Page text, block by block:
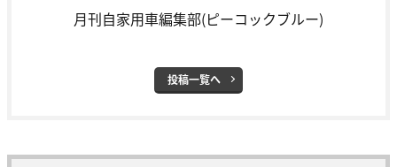
月刊自家用車編集部(ピーコックブルー)
投稿一覧へ